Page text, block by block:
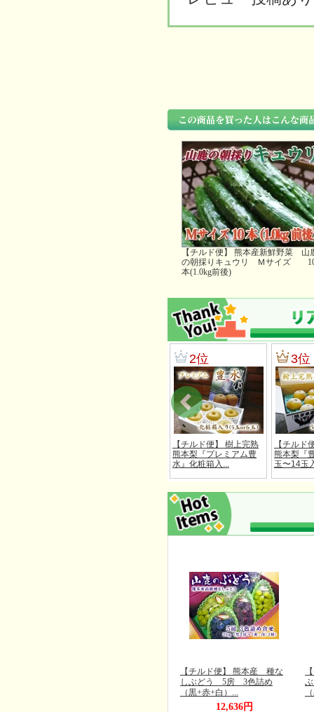
【チルド便】 熊本産新鮮野菜 山
の朝採りキュウリ Ｍサイズ
本(1.0kg前後)